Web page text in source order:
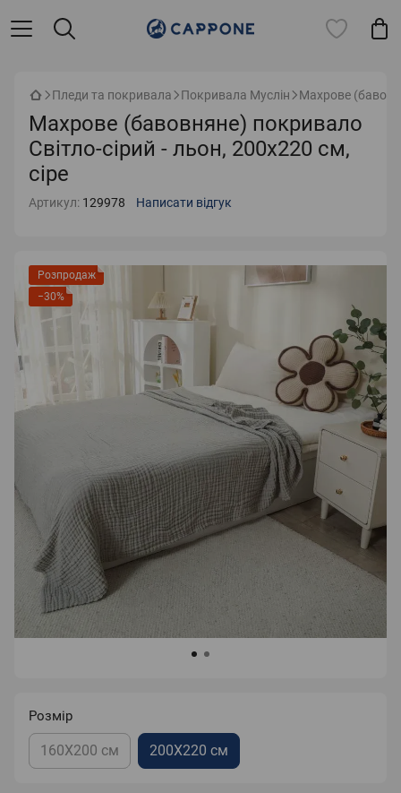
Пледи та покривала Покривала Муслін Махрове
Махрове (бавовняне) покривало
Світло-сірий - льон, 200х220 см,
сіре
Артикул: 129978 Написати відгук
Розпродаж
−30%
Розмір
160X200 см 200X220 см